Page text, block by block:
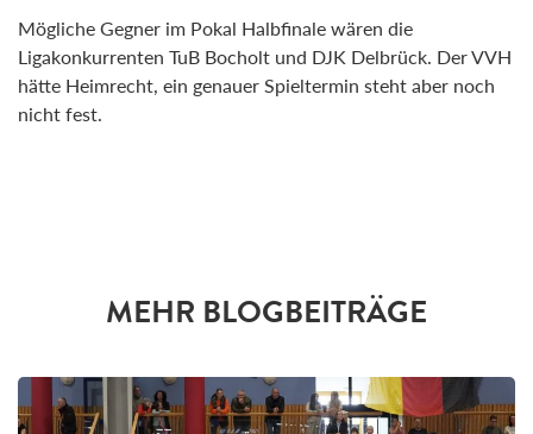
Mögliche Gegner im Pokal Halbfinale wären die
Ligakonkurrenten TuB Bocholt und DJK Delbrück. Der VVH
hätte Heimrecht, ein genauer Spieltermin steht aber noch
nicht fest.
MEHR BLOGBEITRÄGE